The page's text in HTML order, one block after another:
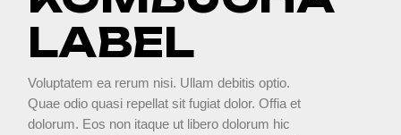
LABEL
Voluptatem ea rerum nisi. Ullam debitis optio.
Quae odio quasi repellat sit fugiat dolor. Offia et
dolorum. Eos non itaque ut libero dolorum hic